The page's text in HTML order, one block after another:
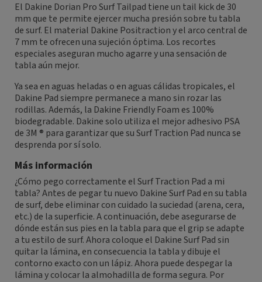
El Dakine Dorian Pro Surf Tailpad tiene un tail kick de 30
mm que te permite ejercer mucha presión sobre tu tabla
de surf. El material Dakine Positraction y el arco central de
7 mm te ofrecen una sujeción óptima. Los recortes
especiales aseguran mucho agarre y una sensación de
tabla aún mejor.
Ya sea en aguas heladas o en aguas cálidas tropicales, el
Dakine Pad siempre permanece a mano sin rozar las
rodillas. Además, la Dakine Friendly Foam es 100%
biodegradable. Dakine solo utiliza el mejor adhesivo PSA
de 3M ® para garantizar que su Surf Traction Pad nunca se
desprenda por sí solo.
Más información
¿Cómo pego correctamente el Surf Traction Pad a mi
tabla? Antes de pegar tu nuevo Dakine Surf Pad en su tabla
de surf, debe eliminar con cuidado la suciedad (arena, cera,
etc.) de la superficie. A continuación, debe asegurarse de
dónde están sus pies en la tabla para que el grip se adapte
a tu estilo de surf. Ahora coloque el Dakine Surf Pad sin
quitar la lámina, en consecuencia la tabla y dibuje el
contorno exacto con un lápiz. Ahora puede despegar la
lámina y colocar la almohadilla de forma segura. Por